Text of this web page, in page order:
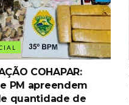
COHAPAR:
e PM apreendem
quantidade de